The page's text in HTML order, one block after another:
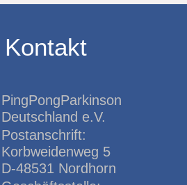
Kontakt
PingPongParkinson
Deutschland e.V.
Postanschrift:
Korbweidenweg 5
D-48531 Nordhorn